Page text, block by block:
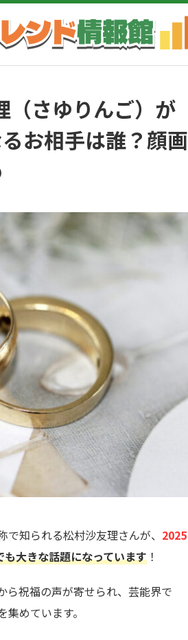
（さゆりんご）が
お相手は誰？顔画
知られる松村沙友理さんが、 2025
も大きな話題になっています ！
ら祝福の声が寄せられ、芸能界で
めています。